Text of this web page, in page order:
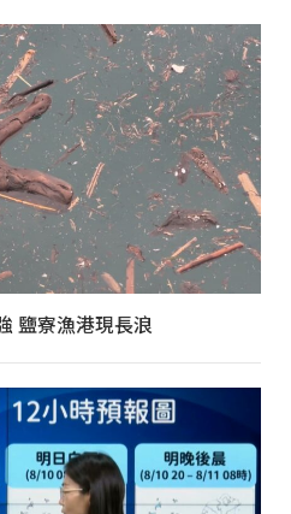
鹽寮漁港現長浪